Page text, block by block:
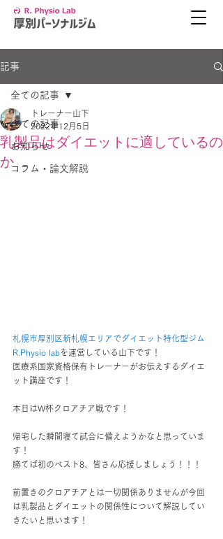
記事
全ての記事
お知らせ
コラム・論文解説
全ての記事
乳製品はダイエットに適しているの
か
トレーナー山下
2022年12月5日
札幌市厚別区新札幌エリアでダイエット特化型ジム
R.Physio labを運営している山下です！
医療系国家資格保有トレーナーがお伝えするダイエ
ット講座です！
本日はW杯クロアチア戦です！
帰宅した瞬間寝て試合に備えようかなと思っていま
す！
勝てば初のベスト8、皆さん応援しましょう！！！
前置きのクロアチアとは一切関係ありませんが今回
は乳製品とダイエットの関係性について解説してい
きたいと思います！